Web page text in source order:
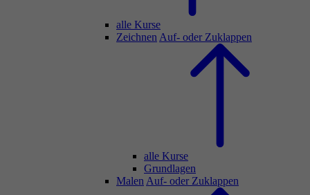
alle Kurse
Zeichnen Auf- oder Zuklappen
alle Kurse
Grundlagen
Malen Auf- oder Zuklappen